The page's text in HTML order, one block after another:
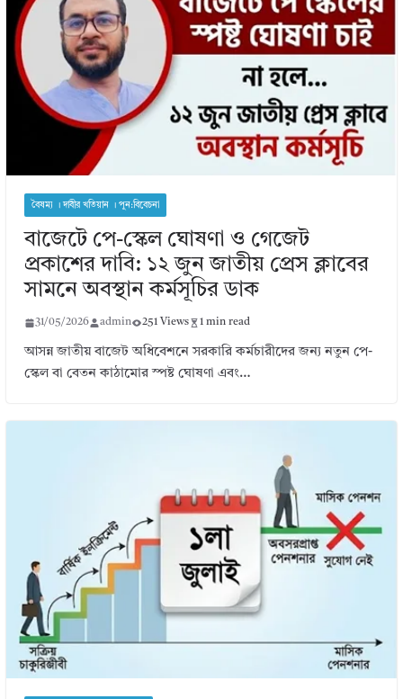
বৈষম্য । দাবীর খতিয়ান । পুন:বিবেচনা
বাজেটে পে-স্কেল ঘোষণা ও গেজেট
প্রকাশের দাবি: ১২ জুন জাতীয় প্রেস ক্লাবের
সামনে অবস্থান কর্মসূচির ডাক
31/05/2026 admin 251 Views 1 min read
আসন্ন জাতীয় বাজেট অধিবেশনে সরকারি কর্মচারীদের জন্য নতুন পে-
স্কেল বা বেতন কাঠামোর স্পষ্ট ঘোষণা এবং…